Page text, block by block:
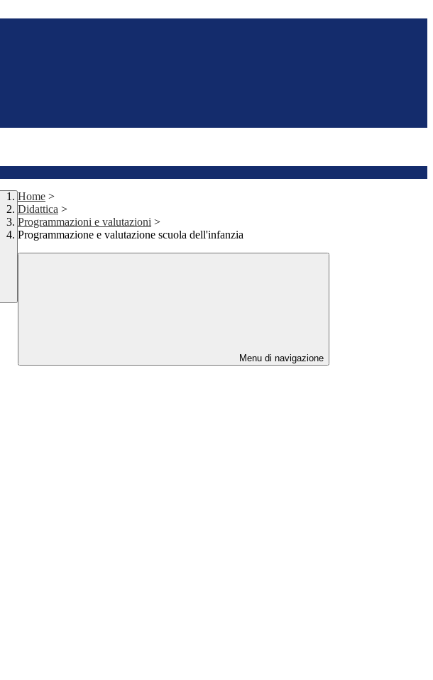
Home >
Didattica >
Programmazioni e valutazioni >
Programmazione e valutazione scuola dell'infanzia
Menu di navigazione